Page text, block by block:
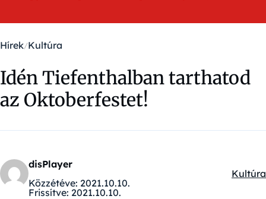
Hírek Kultúra
Idén Tiefenthalban tarthatod
az Oktoberfestet!
disPlayer
Közzétéve: 2021.10.10.
Frissítve: 2021.10.10.
Kultúra